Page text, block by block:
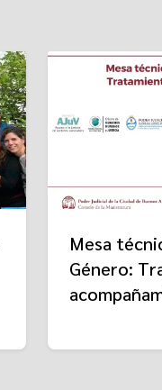
Mesa
Género: